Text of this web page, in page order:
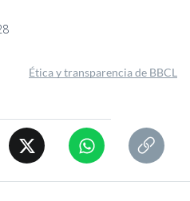
Ética y transparencia de BBCL